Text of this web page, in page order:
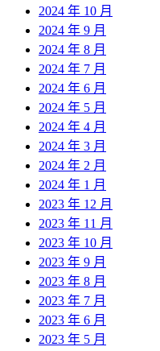
2024 年 10 月
2024 年 9 月
2024 年 8 月
2024 年 7 月
2024 年 6 月
2024 年 5 月
2024 年 4 月
2024 年 3 月
2024 年 2 月
2024 年 1 月
2023 年 12 月
2023 年 11 月
2023 年 10 月
2023 年 9 月
2023 年 8 月
2023 年 7 月
2023 年 6 月
2023 年 5 月